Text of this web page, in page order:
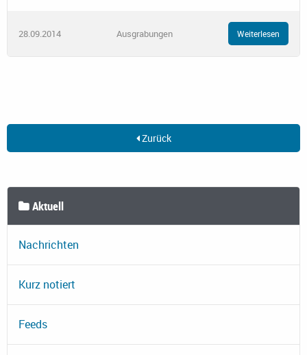
28.09.2014 Ausgrabungen Weiterlesen
Zurück
Aktuell
Nachrichten
Kurz notiert
Feeds